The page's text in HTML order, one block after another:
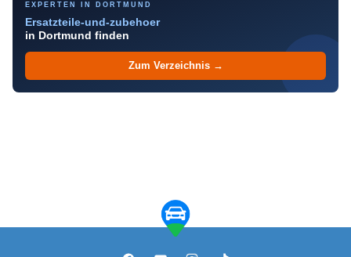
EXPERTEN IN DORTMUND
Ersatzteile-und-zubehoer
in Dortmund finden
Zum Verzeichnis →